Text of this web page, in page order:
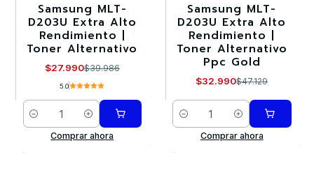
-30%
Samsung MLT-
D203U Extra Alto
Rendimiento |
Toner Alternativo
$27.990$39.986
5.0
Cantidad
Comprar ahora
-30%
Samsung MLT-
D203U Extra Alto
Rendimiento |
Toner Alternativo
Ppc Gold
$32.990$47.129
Cantidad
Comprar ahora